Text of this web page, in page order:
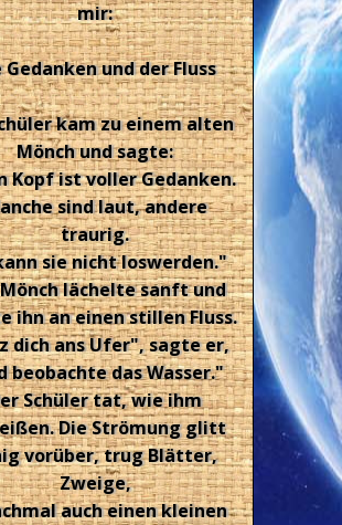
mir:
Gedanken und der Fluss
kam zu einem alten
Mönch und sagte:
Kopf ist voller Gedanken.
sind laut, andere
traurig.
sie nicht loswerden."
lächelte sanft und
ihn an einen stillen Fluss.
dich ans Ufer", sagte er,
beobachte das Wasser."
Schüler tat, wie ihm
Die Strömung glitt
vorüber, trug Blätter,
Zweige,
auch einen kleinen